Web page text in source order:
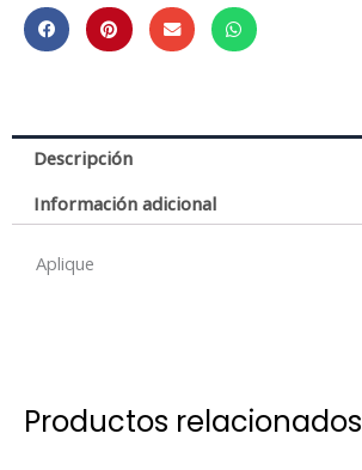
(copia)
cantidad
Descripción
Información adicional
Aplique
Productos relacionados